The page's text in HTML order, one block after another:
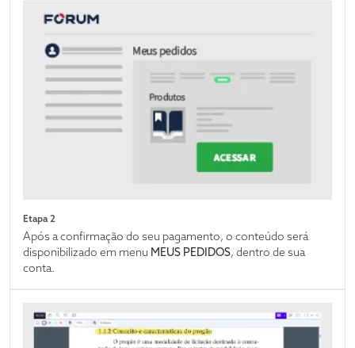
Etapa 2
Após a confirmação do seu pagamento, o conteúdo será
disponibilizado em menu MEUS PEDIDOS, dentro de sua
conta.